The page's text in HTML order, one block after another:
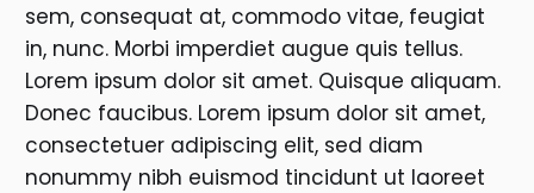
sem, consequat at, commodo vitae, feugiat
in, nunc. Morbi imperdiet augue quis tellus.
Lorem ipsum dolor sit amet. Quisque aliquam.
Donec faucibus. Lorem ipsum dolor sit amet,
consectetuer adipiscing elit, sed diam
nonummy nibh euismod tincidunt ut laoreet